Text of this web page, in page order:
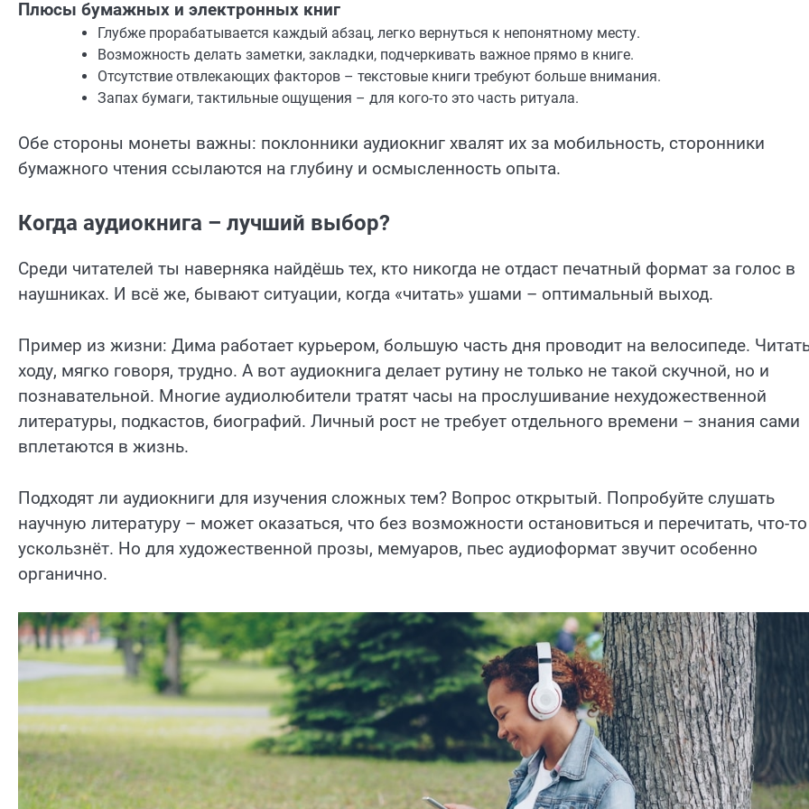
Плюсы бумажных и электронных книг
Глубже прорабатывается каждый абзац, легко вернуться к непонятному месту.
Возможность делать заметки, закладки, подчеркивать важное прямо в книге.
Отсутствие отвлекающих факторов – текстовые книги требуют больше внимания.
Запах бумаги, тактильные ощущения – для кого-то это часть ритуала.
Обе стороны монеты важны: поклонники аудиокниг хвалят их за мобильность, сторонники
бумажного чтения ссылаются на глубину и осмысленность опыта.
Когда аудиокнига – лучший выбор?
Среди читателей ты наверняка найдёшь тех, кто никогда не отдаст печатный формат за голос в
наушниках. И всё же, бывают ситуации, когда «читать» ушами – оптимальный выход.
Пример из жизни: Дима работает курьером, большую часть дня проводит на велосипеде.
ходу, мягко говоря, трудно. А вот аудиокнига делает рутину не только не такой скучной, но и
познавательной. Многие аудиолюбители тратят часы на прослушивание нехудожественной
литературы, подкастов, биографий. Личный рост не требует отдельного времени – знания сами
вплетаются в жизнь.
Подходят ли аудиокниги для изучения сложных тем? Вопрос открытый. Попробуйте слушать
научную литературу – может оказаться, что без возможности остановиться и перечитать, что-то
ускользнёт. Но для художественной прозы, мемуаров, пьес аудиоформат звучит особенно
органично.